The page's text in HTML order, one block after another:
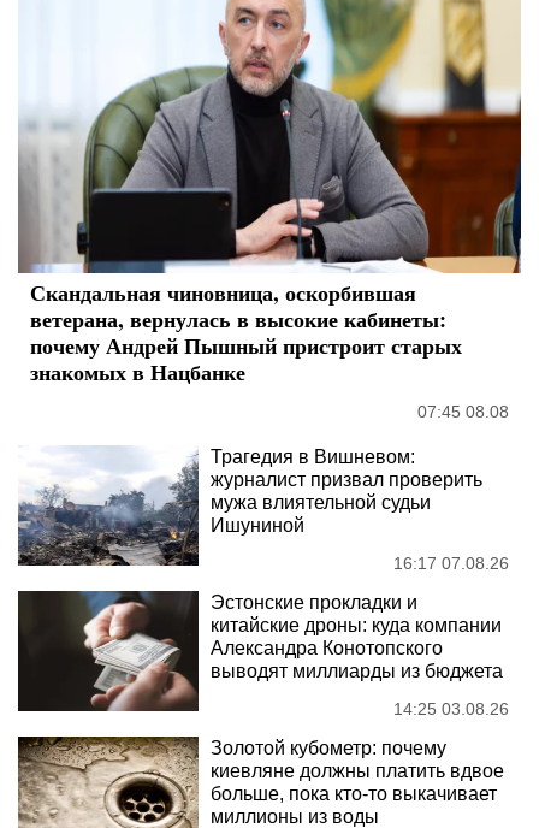
Скандальная чиновница, оскорбившая
ветерана, вернулась в высокие кабинеты:
почему Андрей Пышный пристроит старых
знакомых в Нацбанке
07:45 08.08
Трагедия в Вишневом:
журналист призвал проверить
мужа влиятельной судьи
Ишуниной
16:17 07.08.26
Эстонские прокладки и
китайские дроны: куда компании
Александра Конотопского
выводят миллиарды из бюджета
14:25 03.08.26
Золотой кубометр: почему
киевляне должны платить вдвое
больше, пока кто-то выкачивает
миллионы из воды